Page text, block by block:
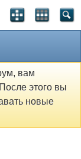
вам
этого вы
новые